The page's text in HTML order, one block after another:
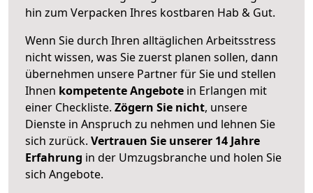
hin zum Verpacken Ihres kostbaren Hab & Gut.
Wenn Sie durch Ihren alltäglichen Arbeitsstress
nicht wissen, was Sie zuerst planen sollen, dann
übernehmen unsere Partner für Sie und stellen
Ihnen kompetente Angebote in Erlangen mit
einer Checkliste. Zögern Sie nicht, unsere
Dienste in Anspruch zu nehmen und lehnen Sie
sich zurück. Vertrauen Sie unserer 14 Jahre
Erfahrung in der Umzugsbranche und holen Sie
sich Angebote.